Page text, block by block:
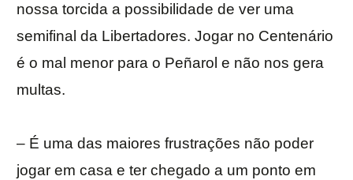
nossa torcida a possibilidade de ver uma
semifinal da Libertadores. Jogar no Centenário
é o mal menor para o Peñarol e não nos gera
multas.
– É uma das maiores frustrações não poder
jogar em casa e ter chegado a um ponto em